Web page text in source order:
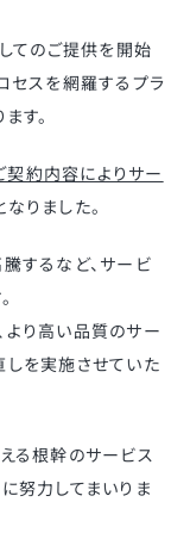
てのご提供を開始
セスを網羅するプラ
す。
契約内容によりサー
りました。
するなど、サービ
り高い品質のサー
を実施させていた
る根幹のサービス
努力してまいりま